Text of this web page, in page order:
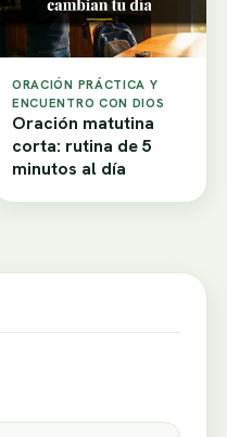
ORACIÓN PRÁCTICA Y
ENCUENTRO CON DIOS
Oración matutina
corta: rutina de 5
minutos al día